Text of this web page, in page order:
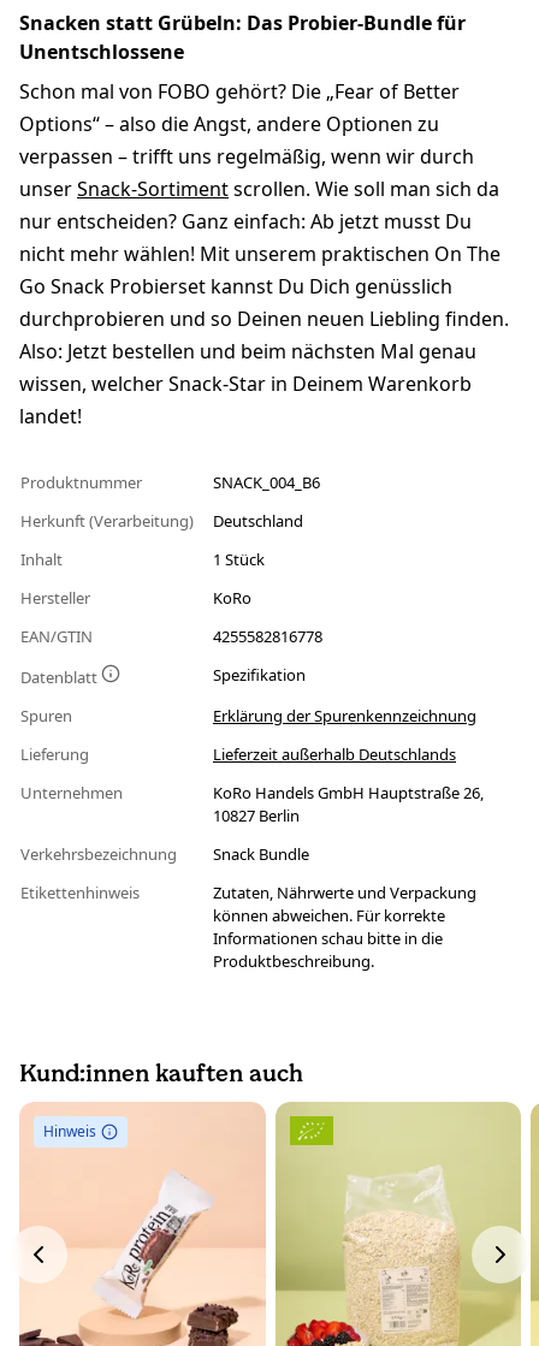
Snacken statt Grübeln: Das Probier-Bundle für
Unentschlossene
Schon mal von FOBO gehört? Die „Fear of Better
Options“ – also die Angst, andere Optionen zu
verpassen – trifft uns regelmäßig, wenn wir durch
unserSnack-Sortimentscrollen. Wie soll man sich da
nur entscheiden? Ganz einfach: Ab jetzt musst Du
nicht mehr wählen! Mit unserem praktischen On The
Go Snack Probierset kannst Du Dich genüsslich
durchprobieren und so Deinen neuen Liebling finden.
Also: Jetzt bestellen und beim nächsten Mal genau
wissen, welcher Snack-Star in Deinem Warenkorb
landet!
Produktnummer
SNACK_004_B6
Herkunft (Verarbeitung)
Deutschland
Inhalt
1 Stück
Hersteller
KoRo
EAN/GTIN
4255582816778
Datenblatt
Spezifikation
Spuren
Erklärung der Spurenkennzeichnung
Lieferung
Lieferzeit außerhalb Deutschlands
Unternehmen
KoRo Handels GmbH Hauptstraße 26,
10827 Berlin
Verkehrsbezeichnung
Snack Bundle
Etikettenhinweis
Zutaten, Nährwerte und Verpackung
können abweichen. Für korrekte
Informationen schau bitte in die
Produktbeschreibung.
Kund:innen kauften auch
Hinweis